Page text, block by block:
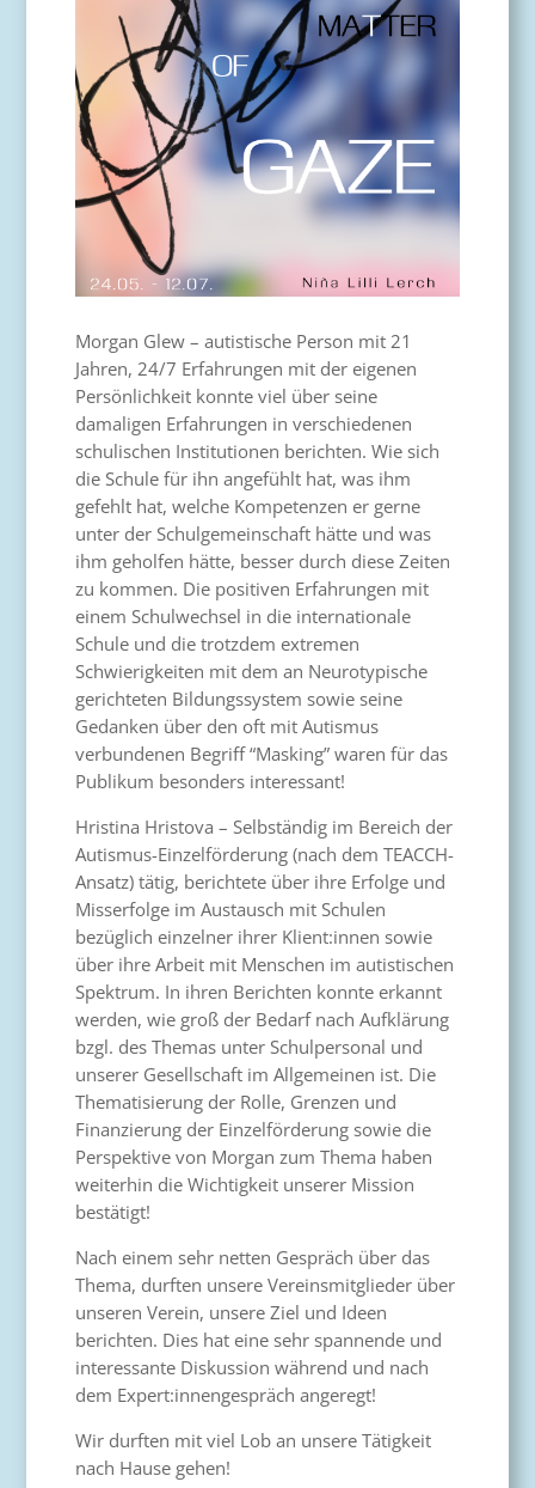
Morgan Glew – autistische Person mit 21
Jahren, 24/7 Erfahrungen mit der eigenen
Persönlichkeit konnte viel über seine
damaligen Erfahrungen in verschiedenen
schulischen Institutionen berichten. Wie sich
die Schule für ihn angefühlt hat, was ihm
gefehlt hat, welche Kompetenzen er gerne
unter der Schulgemeinschaft hätte und was
ihm geholfen hätte, besser durch diese Zeiten
zu kommen. Die positiven Erfahrungen mit
einem Schulwechsel in die internationale
Schule und die trotzdem extremen
Schwierigkeiten mit dem an Neurotypische
gerichteten Bildungssystem sowie seine
Gedanken über den oft mit Autismus
verbundenen Begriff “Masking” waren für das
Publikum besonders interessant!
Hristina Hristova – Selbständig im Bereich der
Autismus-Einzelförderung (nach dem TEACCH-
Ansatz) tätig, berichtete über ihre Erfolge und
Misserfolge im Austausch mit Schulen
bezüglich einzelner ihrer Klient:innen sowie
über ihre Arbeit mit Menschen im autistischen
Spektrum. In ihren Berichten konnte erkannt
werden, wie groß der Bedarf nach Aufklärung
bzgl. des Themas unter Schulpersonal und
unserer Gesellschaft im Allgemeinen ist. Die
Thematisierung der Rolle, Grenzen und
Finanzierung der Einzelförderung sowie die
Perspektive von Morgan zum Thema haben
weiterhin die Wichtigkeit unserer Mission
bestätigt!
Nach einem sehr netten Gespräch über das
Thema, durften unsere Vereinsmitglieder über
unseren Verein, unsere Ziel und Ideen
berichten. Dies hat eine sehr spannende und
interessante Diskussion während und nach
dem Expert:innengespräch angeregt!
Wir durften mit viel Lob an unsere Tätigkeit
nach Hause gehen!